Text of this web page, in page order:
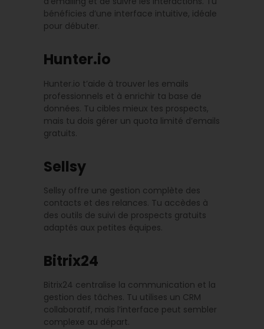
bénéficies d’une interface intuitive, idéale
pour débuter.
Hunter.io
Hunter.io t’aide à trouver les emails
professionnels et à enrichir ta base de
données. Tu cibles mieux tes prospects,
mais tu dois gérer un quota limité d’emails
gratuits.
Sellsy
Sellsy offre une gestion complète des
contacts et des relances. Tu accèdes à
des outils de suivi de prospects gratuits
adaptés aux petites équipes.
Bitrix24
Bitrix24 centralise la communication et la
gestion des tâches. Tu utilises un CRM
collaboratif, mais l’interface peut sembler
complexe au départ.